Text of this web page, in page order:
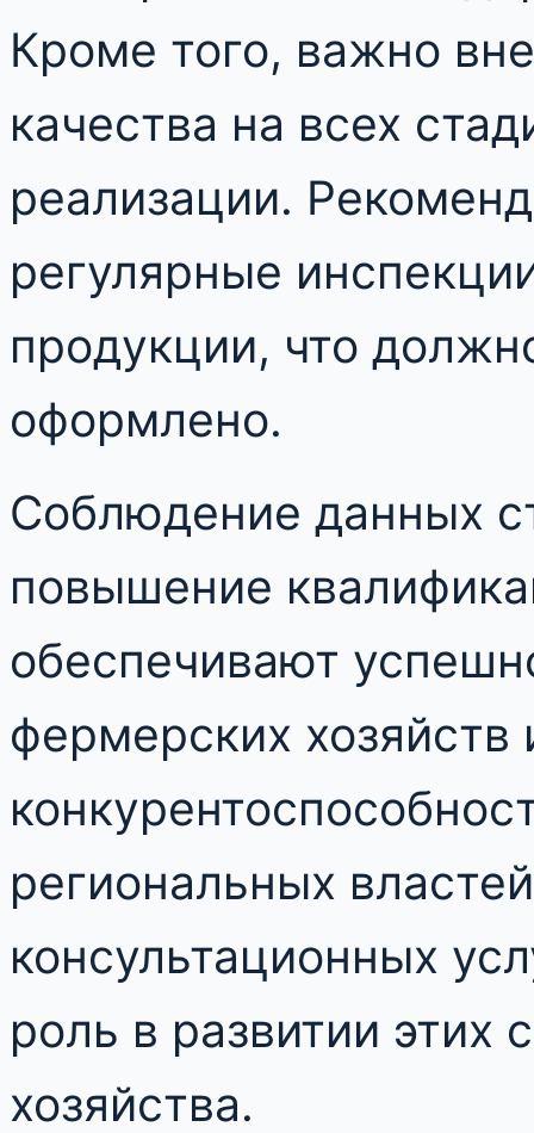
Кроме того, важно
качества на всех
реализации.
регулярные
продукции, что
оформлено.
Соблюдение данных
повышение
обеспечивают
фермерских хозяйств
региональных
консультационных
роль в развитии этих
хозяйства.